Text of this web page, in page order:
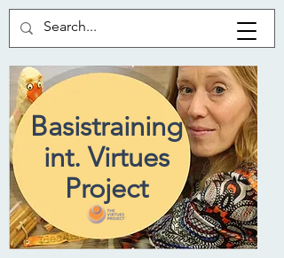
Basistraining
int. Virtues
Project